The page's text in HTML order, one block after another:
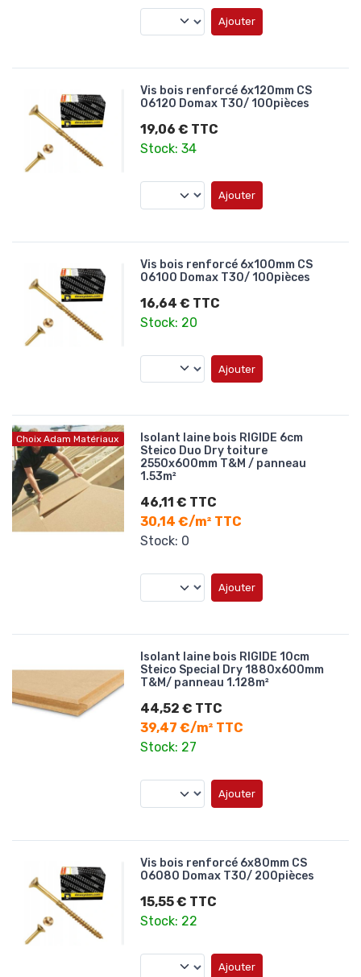
Ajouter
Vis bois renforcé 6x120mm CS
06120 Domax T30/ 100pièces
19,06 € TTC
Stock: 34
Ajouter
Vis bois renforcé 6x100mm CS
06100 Domax T30/ 100pièces
16,64 € TTC
Stock: 20
Ajouter
Choix Adam Matériaux
Isolant laine bois RIGIDE 6cm
Steico Duo Dry toiture
2550x600mm T&M / panneau
1.53m²
46,11 € TTC
30,14 €/m² TTC
Stock: 0
Ajouter
Isolant laine bois RIGIDE 10cm
Steico Special Dry 1880x600mm
T&M/ panneau 1.128m²
44,52 € TTC
39,47 €/m² TTC
Stock: 27
Ajouter
Vis bois renforcé 6x80mm CS
06080 Domax T30/ 200pièces
15,55 € TTC
Stock: 22
Ajouter